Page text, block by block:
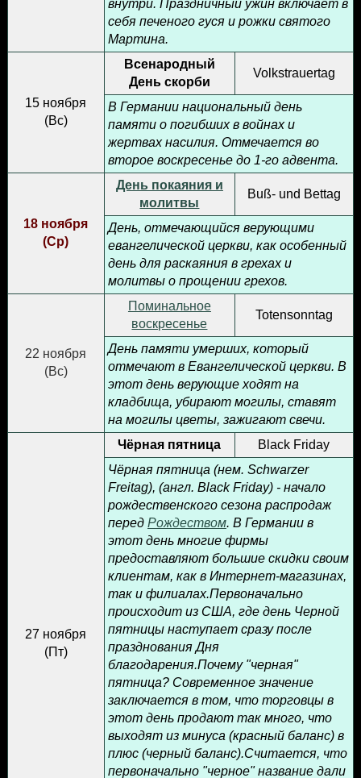
внутри. Праздничный ужин включает в
себя печеного гуся и рожки святого
Мартина.
15 ноября
(Вс)
Всенародный
День скорби
Volkstrauertag
В Германии национальный день
памяти о погибших в войнах и
жертвах насилия. Отмечается во
второе воскресенье до 1-го адвента.
18 ноября
(Ср)
День покаяния и
молитвы
Buß- und Bettag
День, отмечающийся верующими
евангелической церкви, как особенный
день для раскаяния в грехах и
молитвы о прощении грехов.
22 ноября
(Вс)
Поминальное
воскресенье
Totensonntag
День памяти умерших, который
отмечают в Евангелической церкви. В
этот день верующие ходят на
кладбища, убирают могилы, ставят
на могилы цветы, зажигают свечи.
27 ноября
(Пт)
Чёрная пятница
Black Friday
Чёрная пятница (нем. Schwarzer
Freitag), (англ. Black Friday) - начало
рождественского сезона распродаж
перед Рождеством. В Германии в
этот день многие фирмы
предоставляют большие скидки своим
клиентам, как в Интернет-магазинах,
так и филиалах.Первоначально
происходит из США, где день Черной
пятницы наступает сразу после
празднования Дня
благодарения.Почему "черная"
пятница? Современное значение
заключается в том, что торговцы в
этот день продают так много, что
выходят из минуса (красный баланс) в
плюс (черный баланс).Считается, что
первоначально "черное" название дали